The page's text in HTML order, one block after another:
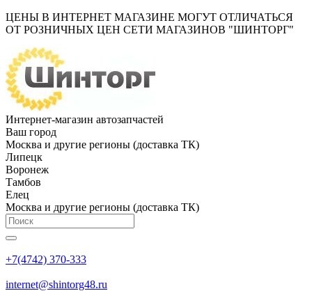
ЦЕНЫ В ИНТЕРНЕТ МАГАЗИНЕ МОГУТ ОТЛИЧАТЬСЯ
ОТ РОЗНИЧНЫХ ЦЕН СЕТИ МАГАЗИНОВ "ШИНТОРГ"
Интернет-магазин автозапчастей
Ваш город
Москва и другие регионы (доставка ТК)
Липецк
Воронеж
Тамбов
Елец
Москва и другие регионы (доставка ТК)
+7(4742) 370-333
internet@shintorg48.ru